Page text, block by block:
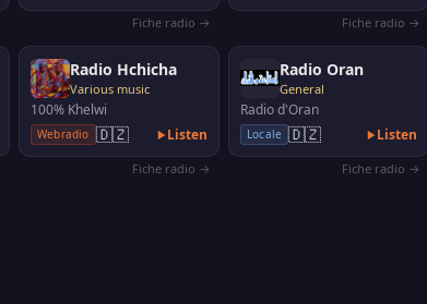
Fiche radio → Fiche radio →
Radio Hchicha
Various music
100% Khelwi
Webradio 🇩🇿 Listen
Fiche radio →
Radio Oran
General
Radio d'Oran
Locale 🇩🇿 Listen
Fiche radio →